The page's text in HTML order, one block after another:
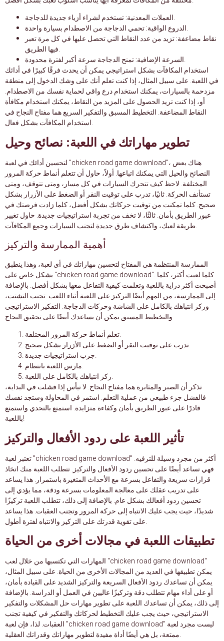
العملات المعدنية:تستخدم لشراء أزياء جديدة للدجاجة.
الدروع الواقية:تحمي الدجاجة من الاصطدام بسيارة واحدة.
نقاط مضاعفة:تزيد من عدد النقاط التي تحصل عليها في كل مرة تعبر
فيها الطريق.
السرعة الإضافية:تمنح الدجاجة سرعة أكبر لفترة محدودة.
استخدام المكافآت بشكل استراتيجي يمكن أن يحدث فرقًا كبيرًا في أدائك
في اللعبة. على سبيل المثال، إذا كنت تعلم أنك على وشك الدخول إلى منطقة
مزدحمة بالسيارات، يمكنك استخدام درع واقي لحماية نفسك من الاصطدام.
أو، إذا كنت تريد الحصول على المزيد من النقاط، يمكنك استخدام مكافأة
النقاط المضاعفة. التخطيط المسبق والتفكير السريع هما مفتاح النجاح في
استخدام المكافآت بشكل فعال.
تطوير مهاراتك في اللعبة: نصائح وحيل
لتحسين أدائك في لعبة "chicken road game download"، هناك بعض
النصائح والحيل التي يمكنك اتباعها. أولاً، حاول أن تتعلم أنماط حركة المرور
المختلفة. لاحظ كيف تتحرك السيارات في كل مسار، ومتى تتوقف، ومتى
تستأنف الحركة. ثانيًا، تدرب على توقيت النقر أو الضغط على الأزرار بشكل
صحيح. كلما تمكنت من توقيت حركاتك بشكل أفضل، كلما زادت فرصتك في
عبور الطريق بأمان. ثالثًا، لا تخف من تجربة استراتيجيات جديدة. حاول تغيير
طريقة لعبك، واكتشاف طرق جديدة لتجنب السيارات وجمع المكافآت.
أهمية الممارسة والتركيز
الممارسة المنتظمة هي المفتاح لتحسين مهاراتك في أي لعبة، وهذا ينطبق
بشكل خاص على "chicken road game download". كلما لعبت أكثر، كلما
أصبحت أكثر دراية باللعبة وتعلمت كيفية التفاعل معها بشكل أفضل. بالإضافة
إلى الممارسة، من المهم أيضًا التركيز على اللعبة أثناء اللعب. تجنب التشتت،
وركز انتباهك بالكامل على الشاشة وحركات الدجاجة. التفكير الاستراتيجي
والتخطيط المسبق يمكن أن يساعدك أيضًا على تحقيق النجاح.
تعلم أنماط حركة المرور المختلفة.
تدرب على توقيت النقر أو الضغط على الأزرار بشكل صحيح.
جرب استراتيجيات جديدة.
مارس اللعبة بانتظام.
ركز انتباهك بالكامل على اللعبة.
تذكر أن الصبر والمثابرة هما مفتاح النجاح. لا تيأس إذا فشلت في البداية،
فالفشل جزء طبيعي من عملية التعلم. استمر في المحاولة وستجد نفسك
قادرًا على عبور الطريق بأمان وكفاءة متزايدة. استمتع بالتحدي واستمتع
باللعبة!
تأثير اللعبة على ردود الأفعال والتركيز
تعتبر لعبة "chicken road game download" أكثر من مجرد وسيلة للترفيه.
فهي تساعد أيضًا على تحسين ردود الأفعال والتركيز. تتطلب اللعبة منك اتخاذ
قرارات سريعة والتفاعل بسرعة مع الأحداث المتغيرة باستمرار. هذا يساعد
على تدريب عقلك على معالجة المعلومات بسرعة ودقة، مما يؤدي إلى
تحسين ردود أفعالك بشكل عام. بالإضافة إلى ذلك، تتطلب اللعبة تركيزًا
شديدًا، حيث يجب عليك الانتباه إلى حركة المرور وتجنب العقبات. هذا يساعد
على تقوية قدرتك على التركيز والانتباه لفترة أطول.
تطبيقات اللعبة في مجالات أخرى من الحياة
المهارات التي تكتسبها من خلال لعب "chicken road game download"
يمكن تطبيقها في العديد من المجالات الأخرى من الحياة. على سبيل المثال،
يمكن أن تساعدك ردود الأفعال السريعة والتركيز الشديد على القيادة بأمان،
أو على أداء مهام تتطلب دقة وتركيزًا عاليين في العمل أو الدراسة. بالإضافة
إلى ذلك، يمكن أن تساعدك اللعبة على تطوير مهارات حل المشكلات والتفكير
الاستراتيجي، حيث يجب عليك التخطيط لحركاتك والتفكير في كيفية تجنب
العقبات. لذا، فإن لعبة "chicken road game download" ليست مجرد لعبة
ممتعة، بل هي أيضًا أداة مفيدة لتطوير مهاراتك وقدراتك العقلية.